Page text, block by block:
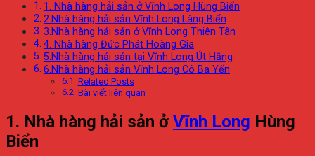
1. Nhà hàng hải sản ở Vĩnh Long Hùng Biển
2.Nhà hàng hải sản Vĩnh Long Làng Biển
3.Nhà hàng hải sản ở Vĩnh Long Thiên Tân
4. Nhà hàng Đức Phát Hoàng Gia
5.Nhà hàng hải sản tại Vĩnh Long Út Hằng
6.Nhà hàng hải sản Vĩnh Long Cô Ba Yến
Related Posts
Bài viết liên quan
1. Nhà hàng hải sản ở Vĩnh Long Hùng
Biển